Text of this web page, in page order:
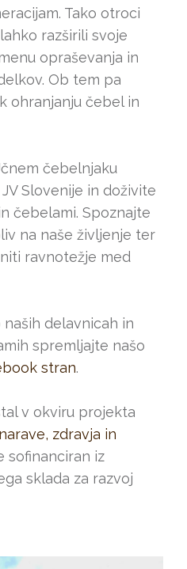
Tako otroci
razširili svoje
opraševanja in
Ob tem pa
ohranjanju čebel in
čebelnjaku
Slovenije in doživite
čebelami. Spoznajte
na naše življenje ter
ravnotežje med
delavnicah in
spremljajte našo
stran.
v okviru projekta
zdravja in
sofinanciran iz
sklada za razvoj